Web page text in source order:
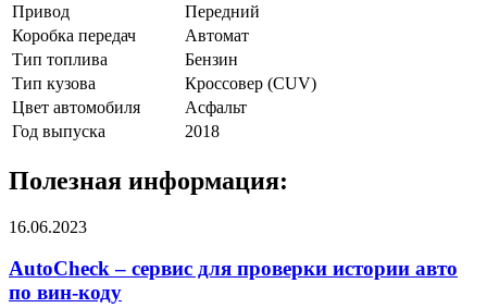
Привод
Передний
Коробка передач
Автомат
Тип топлива
Бензин
Тип кузова
Кроссовер (CUV)
Цвет автомобиля
Асфальт
Год выпуска
2018
Полезная информация:
16.06.2023
AutoCheck – сервис для проверки истории авто
по вин-коду